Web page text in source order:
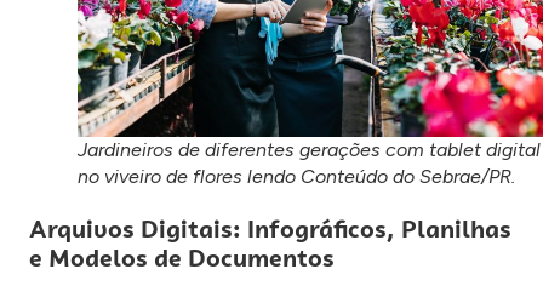
Jardineiros de diferentes gerações com tablet digital
no viveiro de flores lendo Conteúdo do Sebrae/PR.
Arquivos Digitais: Infográficos, Planilhas
e Modelos de Documentos